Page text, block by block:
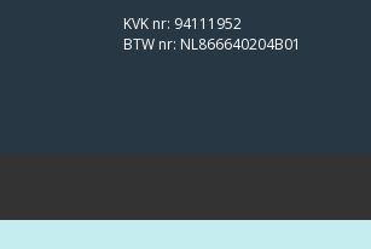
KVK nr: 94111952
BTW nr: NL866640204B01